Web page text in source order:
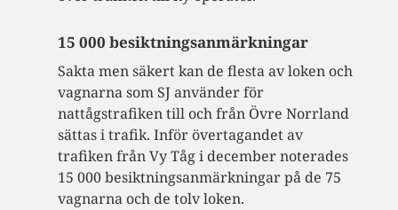
15 000 besiktningsanmärkningar
Sakta men säkert kan de flesta av loken och
vagnarna som SJ använder för
nattågstrafiken till och från Övre Norrland
sättas i trafik. Inför övertagandet av
trafiken från Vy Tåg i december noterades
15 000 besiktningsanmärkningar på de 75
vagnarna och de tolv loken.